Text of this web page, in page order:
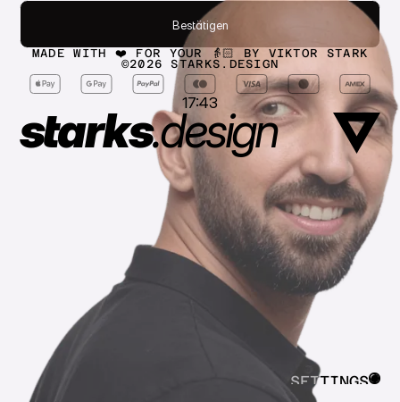
SETTINGS
Bestätigen
Bestätigen
starks.design
MADE WITH ❤️ FOR YOUR 👵🏻 BY VIKTOR STARK
©2026 STARKS.DESIGN
17:43